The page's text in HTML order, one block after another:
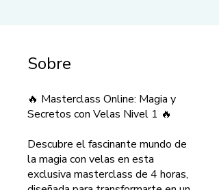
Sobre
🔥 Masterclass Online: Magia y
Secretos con Velas Nivel 1 🔥
Descubre el fascinante mundo de
la magia con velas en esta
exclusiva masterclass de 4 horas,